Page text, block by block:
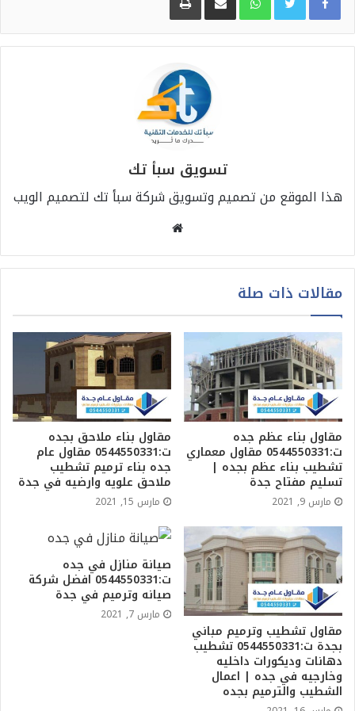
تسويق سبأ تك
هذا الموقع من تصميم وتسويق شركة سبأ تك لتصميم الويب
مقالات ذات صلة
مقاول بناء عظم جده
ت:0544550331 مقاول معماري
تشطيب بناء عظم بجده |
تسليم مفتاح جدة
مارس 9, 2021
مقاول بناء ملاحق بجده
ت:0544550331 مقاول عام
جده بناء ترميم تشطيب
ملاحق علويه وارضيه في جدة
مارس 15, 2021
مقاول تشطيب وترميم مباني
بجدة ت:0544550331 تشطيب
دهانات وديكورات داخليه
وخارجيه في جده | اعمال
الشطيب والترميم بجده
صيانة منازل في جده
ت:0544550331 افضل شركة
صيانه وترميم في جدة
مارس 7, 2021